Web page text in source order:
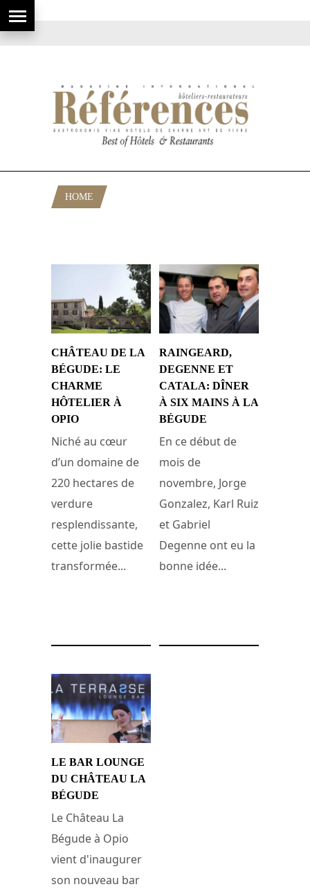
HOME
CHÂTEAU DE LA
BÉGUDE: LE
CHARME
HÔTELIER À
OPIO
Niché au cœur
d’un domaine de
220 hectares de
verdure
resplendissante,
cette jolie bastide
transformée...
RAINGEARD,
DEGENNE ET
CATALA: DÎNER
À SIX MAINS À LA
BÉGUDE
En ce début de
mois de
novembre, Jorge
Gonzalez, Karl Ruiz
et Gabriel
Degenne ont eu la
bonne idée...
LE BAR LOUNGE
DU CHÂTEAU LA
BÉGUDE
Le Château La
Bégude à Opio
vient d'inaugurer
son nouveau bar